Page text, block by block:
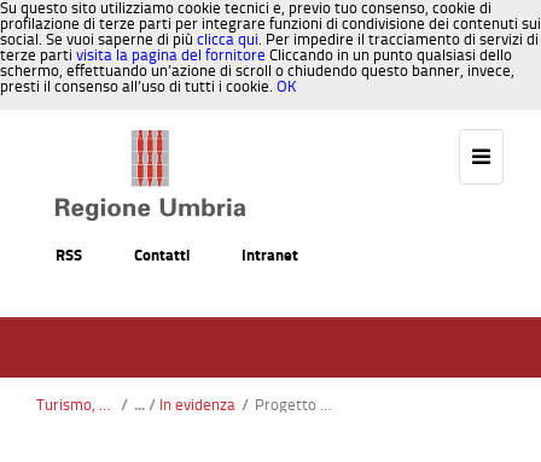
Su questo sito utilizziamo cookie tecnici e, previo tuo consenso, cookie di
profilazione di terze parti per integrare funzioni di condivisione dei contenuti sui
social. Se vuoi saperne di più clicca qui. Per impedire il tracciamento di servizi di
terze parti visita la pagina del fornitore Cliccando in un punto qualsiasi dello
schermo, effettuando un’azione di scroll o chiudendo questo banner, invece,
presti il consenso all’uso di tutti i cookie. OK
RSS Contatti Intranet
Turismo, Sport, Caccia, Pesca / In evidenza / Progetto “Trasimeno per tutti”